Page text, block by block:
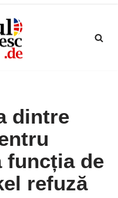
dintre
funcția de
refuză